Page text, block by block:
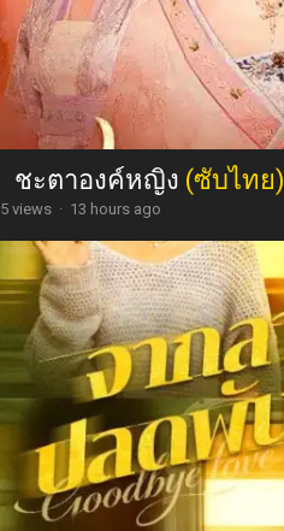
ชะตาองค์หญิง (ซับไทย)
5 views · 13 hours ago